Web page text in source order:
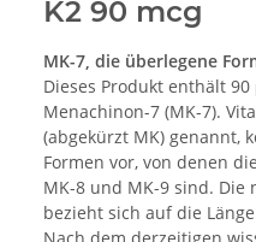
K2 90 mcg
MK-7, die überlegene
Dieses Produkt enthält
Menachinon-7 (MK-7).
(abgekürzt MK) genannt,
Formen vor, von denen
MK-8 und MK-9 sind. Die
bezieht sich auf die